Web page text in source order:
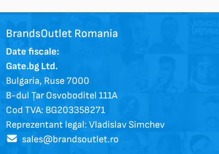
BrandsOutlet Romania
Date fiscale:
Gate.bg Ltd.
Bulgaria, Ruse 7000
B-dul Țar Osvoboditel 111A
Cod TVA: BG203358271
Reprezentant legal: Vladislav Simchev
sales@brandsoutlet.ro